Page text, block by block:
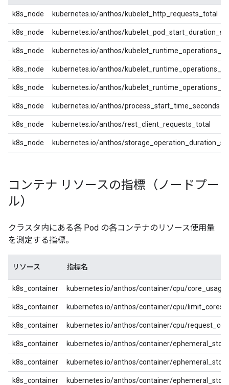
k8s_node kubernetes.io/anthos/kubelet_http_requests_total
k8s_node kubernetes.io/anthos/
k8s_node kubernetes.io/anthos/
k8s_node kubernetes.io/anthos/
k8s_node kubernetes.io/anthos/
k8s_node kubernetes.io/anthos/process_start_time_seconds
k8s_node kubernetes.io/anthos/rest_client_requests_total
k8s_node kubernetes.io/anthos/
コンテナ リソースの指標（ノードプー
ル）
クラスタ内にある各 Pod の各コンテナのリソース使用量
を測定する指標。
リソース 指標名
k8s_container kubernetes.io/anthos/container/cpu/
k8s_container kubernetes.io/anthos/container/cpu/limit_cores
k8s_container kubernetes.io/anthos/container/cpu/
k8s_container kubernetes.io/anthos/container/
k8s_container kubernetes.io/anthos/container/
k8s_container kubernetes.io/anthos/container/